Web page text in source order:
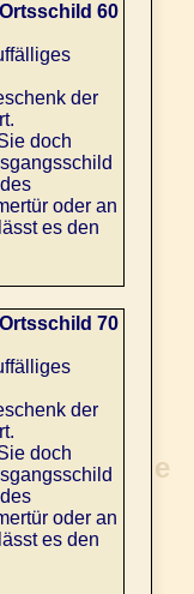
60
der
doch
oder an
es den
70
der
doch
oder an
es den